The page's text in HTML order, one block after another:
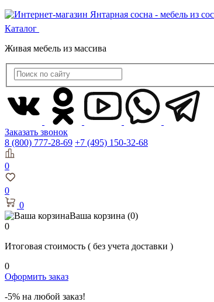
Каталог
Живая мебель из массива
Заказать звонок
8 (800) 777-28-69 +7 (495) 150-32-68
0
0
0
Ваша корзина (0)
0
Итоговая стоимость ( без учета доставки )
0
Оформить заказ
-5% на любой заказ!